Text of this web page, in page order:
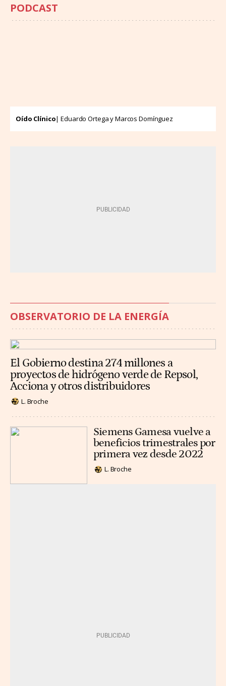
PODCAST
Oído Clínico| Eduardo Ortega y Marcos Domínguez
OBSERVATORIO DE LA ENERGÍA
El Gobierno destina 274 millones a
proyectos de hidrógeno verde de Repsol,
Acciona y otros distribuidores
L. Broche
Siemens Gamesa vuelve a
beneficios trimestrales por
primera vez desde 2022
L. Broche